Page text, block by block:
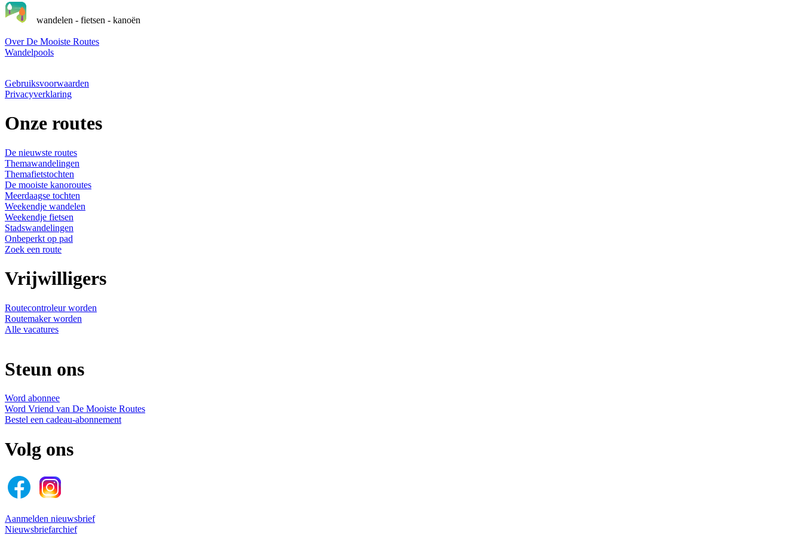
wandelen - fietsen - kanoën
Over De Mooiste Routes
Wandelpools
Gebruiksvoorwaarden
Privacyverklaring
Onze routes
De nieuwste routes
Themawandelingen
Themafietstochten
De mooiste kanoroutes
Meerdaagse tochten
Weekendje wandelen
Weekendje fietsen
Stadswandelingen
Onbeperkt op pad
Zoek een route
Vrijwilligers
Routecontroleur worden
Routemaker worden
Alle vacatures
Steun ons
Word abonnee
Word Vriend van De Mooiste Routes
Bestel een cadeau-abonnement
Volg ons
Aanmelden nieuwsbrief
Nieuwsbriefarchief